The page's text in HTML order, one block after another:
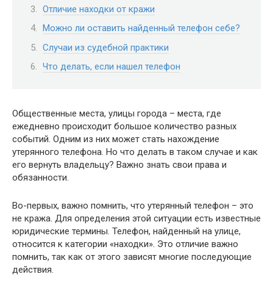
Отличие находки от кражи
Можно ли оставить найденный телефон себе?
Случаи из судебной практики
Что делать, если нашел телефон
Общественные места, улицы города – места, где
ежедневно происходит большое количество разных
событий. Одним из них может стать нахождение
утерянного телефона. Но что делать в таком случае и как
его вернуть владельцу? Важно знать свои права и
обязанности.
Во-первых, важно помнить, что утерянный телефон – это
не кража. Для определения этой ситуации есть известные
юридические термины. Телефон, найденный на улице,
относится к категории «находки». Это отличие важно
помнить, так как от этого зависят многие последующие
действия.